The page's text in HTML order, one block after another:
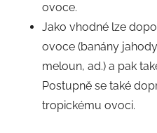
ovoce.
Jako vhodné lze
ovoce (banány
meloun, ad.) a pak
Postupně se také
tropickému ovoci.